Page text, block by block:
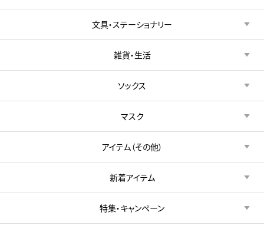
文具・ステーショナリー
雑貨・生活
ソックス
マスク
アイテム（その他）
新着アイテム
特集・キャンペーン